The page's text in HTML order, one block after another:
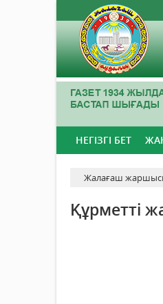
НЕГІЗГІ БЕТ
Жалағаш
Құрметті